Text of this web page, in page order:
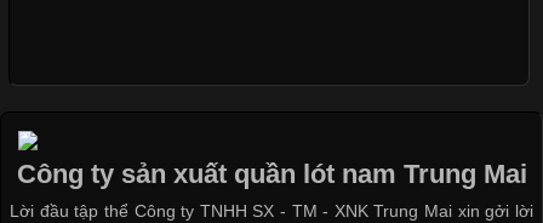
Khám Phá Áo Phông Trang Phục Phổ Biến Nhất Hiện Nay
Công ty sản xuất quần lót nam Trung Mai
Lời đầu tập thể Công ty TNHH SX - TM - XNK Trung Mai xin gởi lời